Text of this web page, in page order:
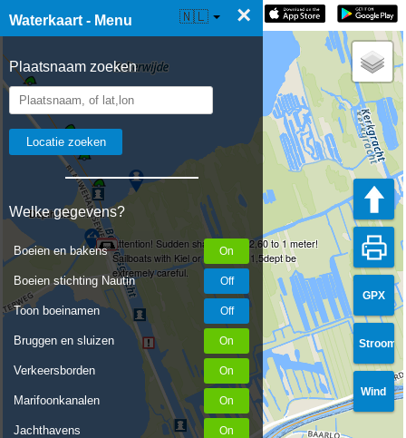
Waterkaart - Menu ×
Plaatsnaam zoeken
Welke gegevens?
Boeien en bakens
Boeien stichting Nautin
Toon boeinamen
Bruggen en sluizen
Verkeersborden
Marifoonkanalen
Jachthavens
☰ Waterkaart Live 🇳🇱
GPX
Stroom
Wind
5
Depth 0.9 - 1.1 m
Attention! Sudden shallow from 2,60 to 1 meter!
Sailboats with Kiel or boats with 1,5dept be
extremely careful.